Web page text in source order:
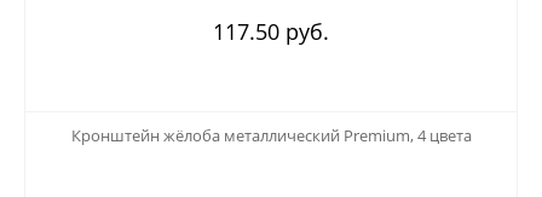
117.50 руб.
Кронштейн жёлоба металлический Premium, 4 цвета